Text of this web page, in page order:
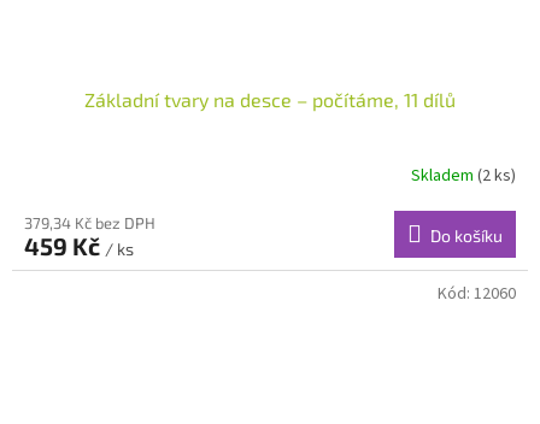
Základní tvary na desce – počítáme, 11 dílů
Skladem (2 ks)
379,34 Kč bez DPH
459 Kč / ks
Do košíku
Kód: 12060